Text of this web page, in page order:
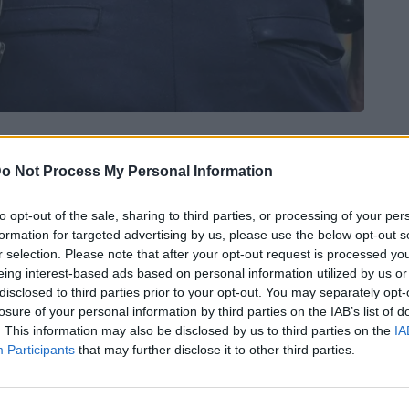
Not Process My Personal Information
opt-out of the sale, sharing to third parties, or processing of your
for targeted advertising by us, please use the below opt-out
selection. Please note that after your opt-out request is processed
interest-based ads based on personal information utilized by us
to third parties prior to your opt-out. You may separately
of your personal information by third parties on the IAB’s list of
This information may also be disclosed by us to third parties on the
Participants that may further disclose it to other third parties.
φαίνεται πως είχε βάλει στο
, ο οποίος συνελήφθη.
του 37 χρονου έγινε το
του Δήμου Ηρακλείου από
Τμήματος Ηρακλείου, με την
της νομοθεσίας περί όπλων.